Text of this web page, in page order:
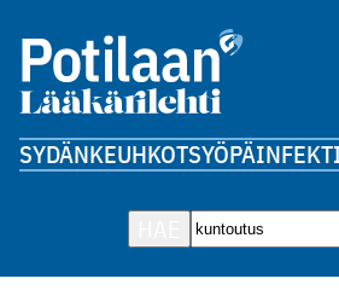
SYDÄNKEUHKOTSYÖPÄ